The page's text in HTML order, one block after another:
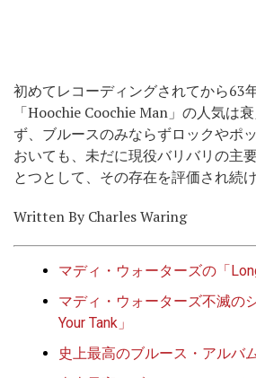
初めてレコーディングされてから63
「Hoochie Coochie Man」の人気は
ず、ブルースのみならずロックやポ
おいても、未だに現役バリバリの主
とつとして、その存在を評価され続
Written By Charles Waring
マディ・ウォーターズの「
マディ・ウォーターズ不滅の
Your Tank」
史上最高のブルース・アルバ